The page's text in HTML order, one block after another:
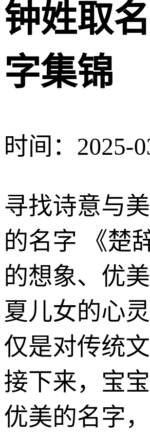
钟姓取
字集锦
时间：2025-
寻找诗意与
的名字 《楚
的想象、优
夏儿女的心
仅是对传统
接下来，宝
优美的名字